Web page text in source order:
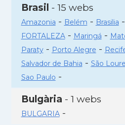
Brasil - 15 webs
Amazonia - Belém - Brasilia -
FORTALEZA- Maringá -
Paraty- Porto Alegre -
Salvador de Bahia - São
Sao Paulo -
Bulgària - 1 webs
BULGARIA-